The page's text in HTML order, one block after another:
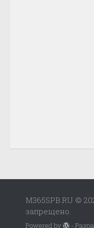
M365SPB.RU ©
запрещено.
Powered by -